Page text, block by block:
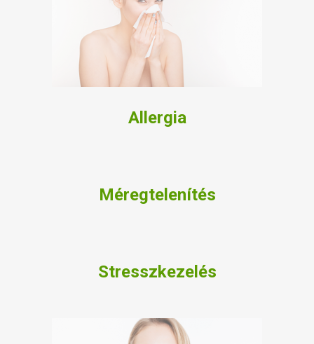
Allergia
Méregtelenítés
Stresszkezelés